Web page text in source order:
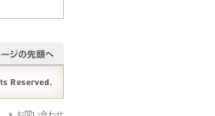
お問い合わせ